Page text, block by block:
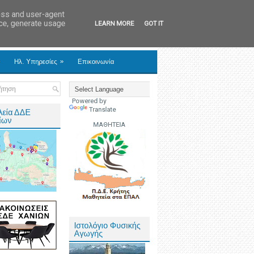
Ηλ. Υπηρεσίες » Επικοινωνία
ΔΔΕ
Powered by
Translate
ΜΑΘΗΤΕΙΑ
Ιστολόγιο Φυσικής
Αγωγής
and user-agent
generate usage
LEARN MORE GOT IT